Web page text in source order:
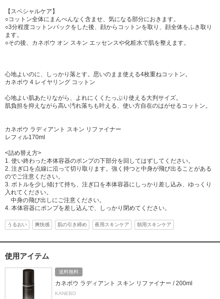
【スペシャルケア】
○コットン全体にまんべんなく含ませ、気になる部分におきます。
○3分程度コットンパックをした後、顔からコットンを取り、顔全体をふき取り
ます。
○その後、カネボウ オン スキン エッセンスや化粧水で肌を整えます。
心地よいのに、しっかり落とす。思いのまま使える4枚重ねコットン。
カネボウ 4 レイヤリング コットン
心地よい肌あたりながら、よれにくくたっぷり使える大判サイズ。
肌負担を抑えながら高い汚れ落ちも叶える、使い方自在のはがせるコットン。
カネボウ ラディアント スキン リファイナー
レフィル170ml
<詰め替え方>
1. 使い終わった本体容器のポンプの下部分を回してはずしてください。
2. 注ぎ口を点線に沿って切り取ります。強く持つと中身が飛び出ることがある
のでご注意ください。
3. ボトルを少し傾けて持ち、注ぎ口を本体容器にしっかり差し込み、ゆっくり
入れてください。
中身の飛び出しにご注意ください。
4. 本体容器にポンプを差し込んで、しっかり閉めてください。
うるおい 爽快感 肌の引き締め 夜用スキンケア 朝用スキンケア
使用アイテム
送料無料
カネボウ ラディアント スキン リファイナー / 200ml
KANEBO